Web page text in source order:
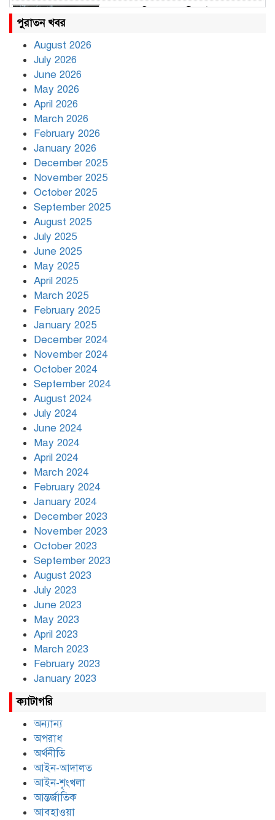
বৃষ্টি থামার নাম নেই, পথে পথে
পুরাতন খবর
August 2026
July 2026
June 2026
May 2026
April 2026
March 2026
February 2026
January 2026
December 2025
November 2025
October 2025
September 2025
August 2025
July 2025
June 2025
May 2025
April 2025
March 2025
February 2025
January 2025
December 2024
November 2024
October 2024
September 2024
August 2024
July 2024
June 2024
May 2024
April 2024
March 2024
February 2024
January 2024
December 2023
November 2023
October 2023
September 2023
August 2023
July 2023
June 2023
May 2023
April 2023
March 2023
February 2023
January 2023
ক্যাটাগরি
অন্যান্য
অপরাধ
অর্থনীতি
আইন-আদালত
আইন-শৃংখলা
আন্তর্জাতিক
আবহাওয়া